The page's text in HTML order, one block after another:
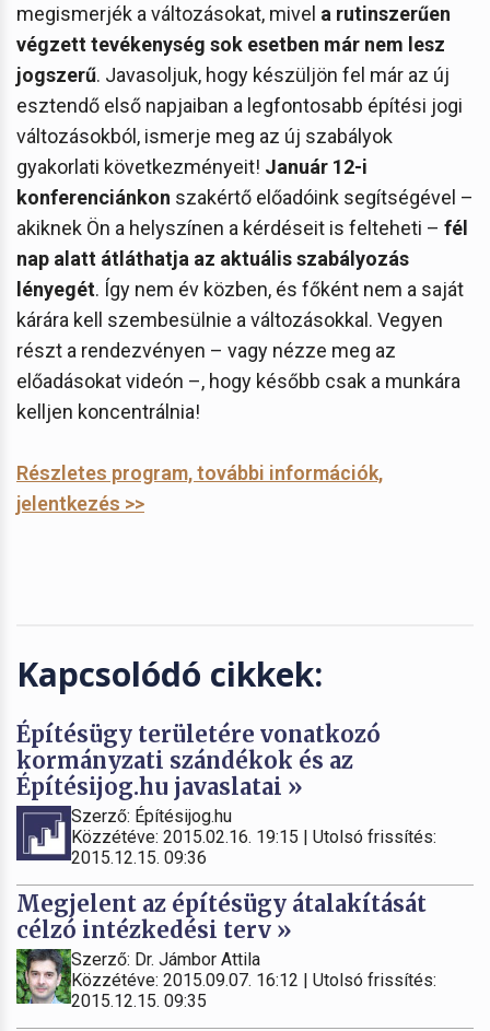
megismerjék a változásokat, mivel a rutinszerűen
végzett tevékenység sok esetben már nem lesz
jogszerű. Javasoljuk, hogy készüljön fel már az új
esztendő első napjaiban a legfontosabb építési jogi
változásokból, ismerje meg az új szabályok
gyakorlati következményeit! Január 12-i
konferenciánkon szakértő előadóink segítségével –
akiknek Ön a helyszínen a kérdéseit is felteheti – fél
nap alatt átláthatja az aktuális szabályozás
lényegét. Így nem év közben, és főként nem a saját
kárára kell szembesülnie a változásokkal. Vegyen
részt a rendezvényen – vagy nézze meg az
előadásokat videón –, hogy később csak a munkára
kelljen koncentrálnia!
Részletes program, további információk,
jelentkezés >>
Kapcsolódó cikkek:
Építésügy területére vonatkozó
kormányzati szándékok és az
Építésijog.hu javaslatai »
Szerző: Építésijog.hu
Közzétéve: 2015.02.16. 19:15 | Utolsó frissítés:
2015.12.15. 09:36
Megjelent az építésügy átalakítását
célzó intézkedési terv »
Szerző: Dr. Jámbor Attila
Közzétéve: 2015.09.07. 16:12 | Utolsó frissítés:
2015.12.15. 09:35